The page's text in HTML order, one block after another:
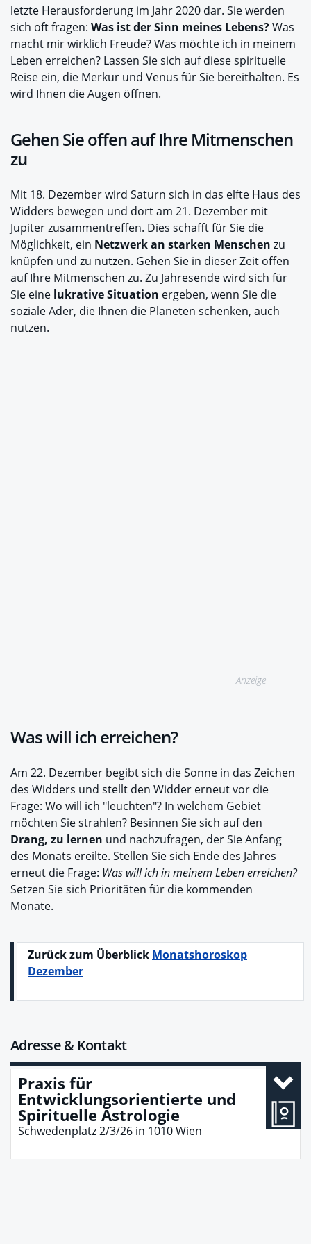
letzte Herausforderung im Jahr 2020 dar. Sie werden
sich oft fragen: Was ist der Sinn meines Lebens?Was
macht mir wirklich Freude? Was möchte ich in meinem
Leben erreichen? Lassen Sie sich auf diese spirituelle
Reise ein, die Merkur und Venus für Sie bereithalten. Es
wird Ihnen die Augen öffnen.
Gehen Sie offen auf Ihre Mitmenschen
zu
Mit 18. Dezember wird Saturn sich in das elfte Haus des
Widders bewegen und dort am 21. Dezember mit
Jupiter zusammentreffen. Dies schafft für Sie die
Möglichkeit, ein Netzwerk an starken Menschen zu
knüpfen und zu nutzen. Gehen Sie in dieser Zeit offen
auf Ihre Mitmenschen zu. Zu Jahresende wird sich für
Sie eine lukrative Situation ergeben, wenn Sie die
soziale Ader, die Ihnen die Planeten schenken, auch
nutzen.
Anzeige
Was will ich erreichen?
Am 22. Dezember begibt sich die Sonne in das Zeichen
des Widders und stellt den Widder erneut vor die
Frage: Wo will ich "leuchten"? In welchem Gebiet
möchten Sie strahlen? Besinnen Sie sich auf den
Drang, zu lernen und nachzufragen, der Sie Anfang
des Monats ereilte. Stellen Sie sich Ende des Jahres
erneut die Frage: Was will ich in meinem Leben erreichen?
Setzen Sie sich Prioritäten für die kommenden
Monate.
Zurück zum Überblick Monatshoroskop
Dezember
Adresse & Kontakt
Praxis für
Entwicklungsorientierte und
Spirituelle Astrologie
Schwedenplatz 2/3/26 in 1010Wien